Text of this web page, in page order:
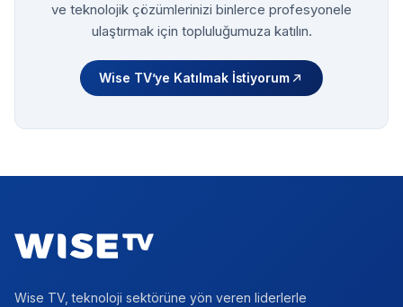
ve teknolojik çözümlerinizi binlerce profesyonele
ulaştırmak için topluluğumuza katılın.
Wise TV’ye Katılmak İstiyorum
Wise TV, teknoloji sektörüne yön veren liderlerle